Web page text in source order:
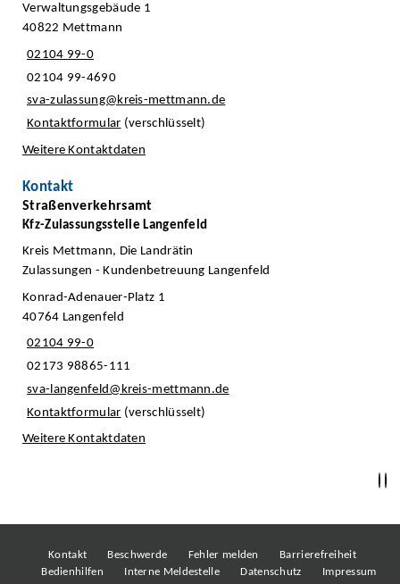
Verwaltungsgebäude 1
40822 Mettmann
02104 99-0
02104 99-4690
sva-zulassung@kreis-mettmann.de
Kontaktformular (verschlüsselt)
Weitere Kontaktdaten
Kontakt
Straßenverkehrsamt
Kfz-Zulassungsstelle Langenfeld
Kreis Mettmann, Die Landrätin
Zulassungen - Kundenbetreuung Langenfeld
Konrad-Adenauer-Platz 1
40764 Langenfeld
02104 99-0
02173 98865-111
sva-langenfeld@kreis-mettmann.de
Kontaktformular (verschlüsselt)
Weitere Kontaktdaten
Kontakt Beschwerde Fehler melden
Barrierefreiheit
Bedienhilfen
Interne Meldestelle Datenschutz Impressum